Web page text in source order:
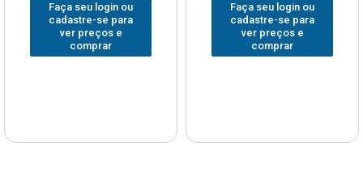
Faça seu login ou
cadastre-se para
ver preços e
comprar
Faça seu login ou
cadastre-se para
ver preços e
comprar